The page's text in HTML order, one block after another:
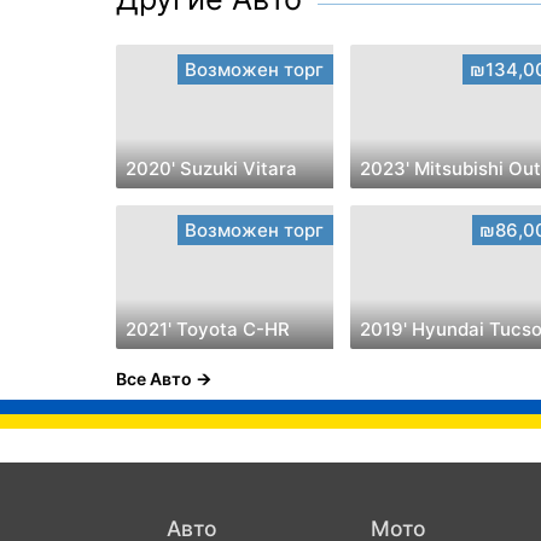
Возможен торг
2020' Suzuki Vitara
Возможен торг
2021' Toyota C-HR 2019' Hyundai
Все Авто
Авто Мото